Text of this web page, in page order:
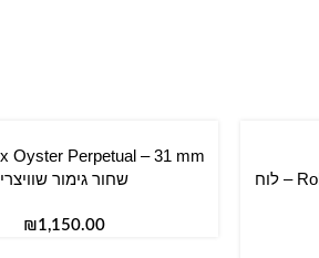
Rolex Oyster Perpetual – 34 mm – לוח
הוספה לסל
שחור גימור שוויצרי
₪